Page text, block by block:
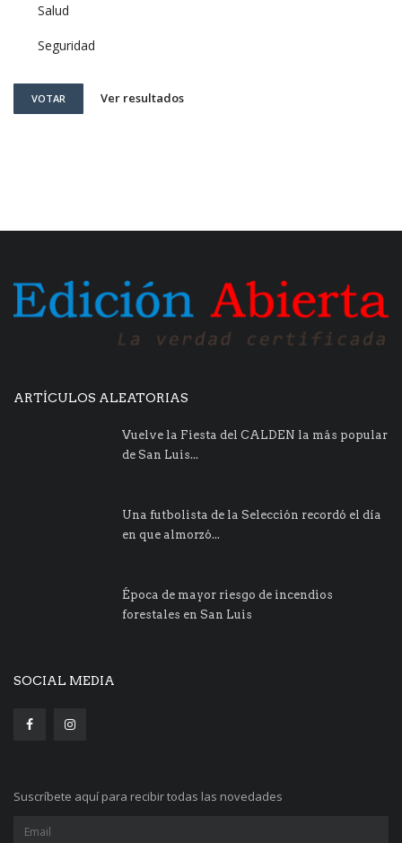
Salud
Seguridad
VOTAR Ver resultados
ARTÍCULOS ALEATORIAS
Vuelve la Fiesta del CALDEN la más popular
de San Luis...
Una futbolista de la Selección recordó el día
en que almorzó...
Época de mayor riesgo de incendios
forestales en San Luis
SOCIAL MEDIA
Suscríbete aquí para recibir todas las novedades